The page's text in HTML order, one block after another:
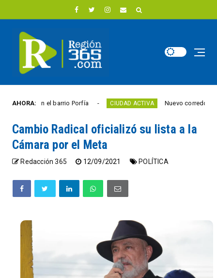
AHORA:
en el barrio Porfía CIUDAD ACTIVA Nuevo corredor peatonal
Cambio Radical oficializó su lista a la
Cámara por el Meta
Redacción 365 12/09/2021 POLÍTICA